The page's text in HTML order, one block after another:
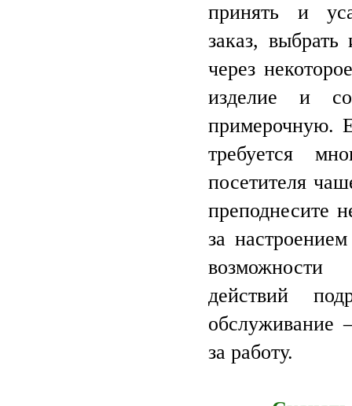
принять и
заказ,
через
изделие и
примерочную.
требуется
посетителя
преподнесите
за
действий
обслуживание
за работу.